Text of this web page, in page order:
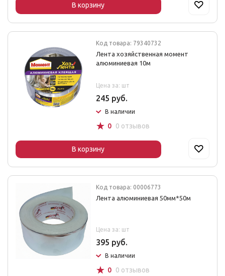
В корзину
Код товара: 79340732
Лента хозяйственная момент
алюминиевая 10м
Цена за: шт
245 руб.
В наличии
☆ 0 0 отзывов
В корзину
Код товара: 00006773
Лента алюминиевая 50мм*50м
Цена за: шт
395 руб.
В наличии
☆ 0 0 отзывов